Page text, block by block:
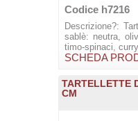
Codice h7216
Descrizione?:
sablè: neutra,
timo-spinaci,
SCHEDA
TARTELLETTE
CM